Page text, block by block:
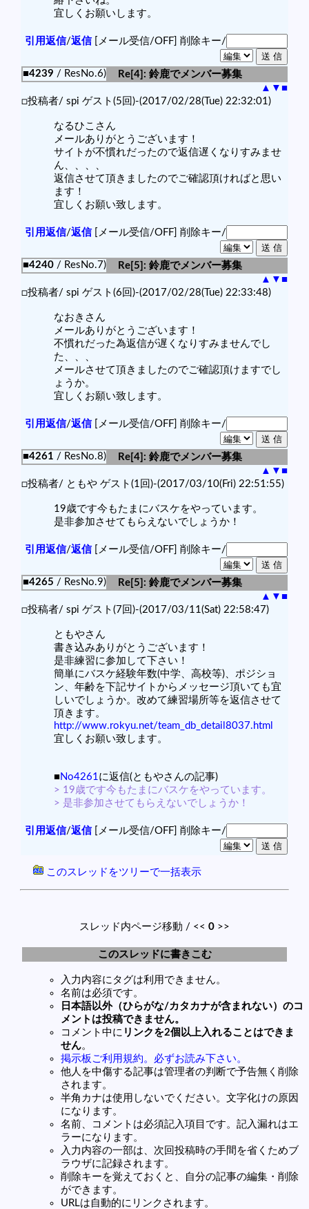
宜しくお願いします。
引用返信/返信[メール受信/OFF] 削除キー/
■4239 / ResNo.6)
Re[4]: 鈴鹿でメンバー募集
▲ ▼ ■
□投稿者/ spi ゲスト(5回)-(2017/02/28(Tue) 22:32:01)
なるひこさん
メールありがとうございます！
サイトが不慣れだったので返信遅くなりすみませ
ん、、、、
返信させて頂きましたのでご確認頂ければと思い
ます！
宜しくお願い致します。
引用返信/返信[メール受信/OFF] 削除キー/
■4240 / ResNo.7)
Re[5]: 鈴鹿でメンバー募集
▲ ▼ ■
□投稿者/ spi ゲスト(6回)-(2017/02/28(Tue) 22:33:48)
なおきさん
メールありがとうございます！
不慣れだった為返信が遅くなりすみませんでし
た、、、
メールさせて頂きましたのでご確認頂けますでし
ょうか。
宜しくお願い致します。
引用返信/返信[メール受信/OFF] 削除キー/
■4261 / ResNo.8)
Re[4]: 鈴鹿でメンバー募集
▲ ▼ ■
□投稿者/ ともや ゲスト(1回)-(2017/03/10(Fri) 22:51:55)
19歳です今もたまにバスケをやっています。
是非参加させてもらえないでしょうか！
引用返信/返信[メール受信/OFF] 削除キー/
■4265 / ResNo.9)
Re[5]: 鈴鹿でメンバー募集
▲ ▼ ■
□投稿者/ spi ゲスト(7回)-(2017/03/11(Sat) 22:58:47)
ともやさん
書き込みありがとうございます！
是非練習に参加して下さい！
簡単にバスケ経験年数(中学、高校等)、ポジショ
ン、年齢を下記サイトからメッセージ頂いても宜
しいでしょうか。改めて練習場所等を返信させて
頂きます。
http://www.rokyu.net/team_db_detail8037.html
宜しくお願い致します。
■No4261に返信(ともやさんの記事)
> 19歳です今もたまにバスケをやっています。
> 是非参加させてもらえないでしょうか！
引用返信/返信[メール受信/OFF] 削除キー/
このスレッドをツリーで一括表示
スレッド内ページ移動 / << 0 >>
このスレッドに書きこむ
入力内容にタグは利用できません。
名前は必須です。
日本語以外（ひらがな/カタカナが含まれない）のコ
メントは投稿できません。
コメント中に リンクを2個以上入れることはできま
せん。
掲示板ご利用規約。必ずお読み下さい。
他人を中傷する記事は管理者の判断で予告無く削除
されます。
半角カナは使用しないでください。文字化けの原因
になります。
名前、コメントは必須記入項目です。記入漏れはエ
ラーになります。
入力内容の一部は、次回投稿時の手間を省くためブ
ラウザに記録されます。
削除キーを覚えておくと、自分の記事の編集・削除
ができます。
URLは自動的にリンクされます。